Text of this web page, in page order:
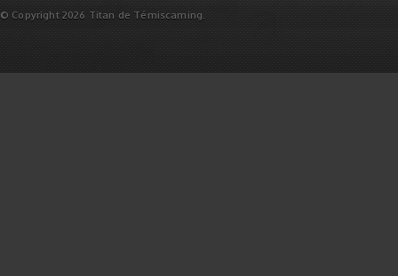
© Copyright 2026 Titan de Témiscaming.